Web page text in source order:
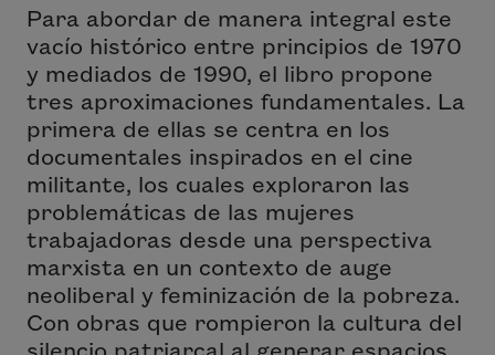
Para abordar de manera integral este
vacío histórico entre principios de 1970
y mediados de 1990, el libro propone
tres aproximaciones fundamentales. La
primera de ellas se centra en los
documentales inspirados en el cine
militante, los cuales exploraron las
problemáticas de las mujeres
trabajadoras desde una perspectiva
marxista en un contexto de auge
neoliberal y feminización de la pobreza.
Con obras que rompieron la cultura del